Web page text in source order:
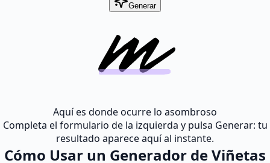
Generar
Aquí es donde ocurre lo asombroso
Completa el formulario de la izquierda y pulsa Generar: tu
resultado aparece aquí al instante.
Cómo Usar un Generador de Viñetas